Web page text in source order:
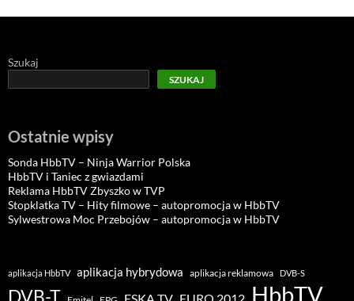
Szukaj
SZUKAJ
Ostatnie wpisy
Sonda HbbTV – Ninja Warrior Polska
HbbTV i Taniec z gwiazdami
Reklama HbbTV Zbyszko w TVP
Stopklatka TV – Hity filmowe – autopromocja w HbbTV
Sylwestrowa Moc Przebojów – autopromocja w HbbTV
aplikacja HbbTV aplikacja hybrydowa aplikacja reklamowa DVB-S
HbbTV